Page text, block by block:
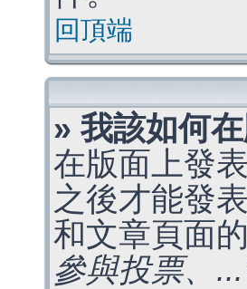
回頂端
» 我該如何
在版面上發
之後才能發
和文章頁面
參與投票、